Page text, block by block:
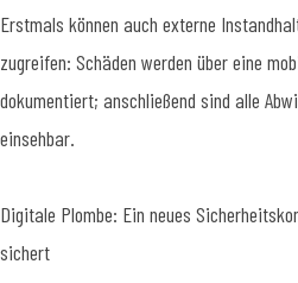
Erstmals können auch externe
zugreifen: Schäden werden über eine
dokumentiert; anschließend sind alle
einsehbar.
Digitale Plombe: Ein neues
sichert